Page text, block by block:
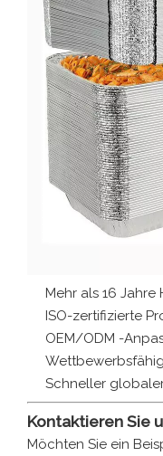
Mehr als 16
ISO-zertifizierte
OEM/ODM -
Schneller
Kontaktieren Sie
Möchten Sie ein